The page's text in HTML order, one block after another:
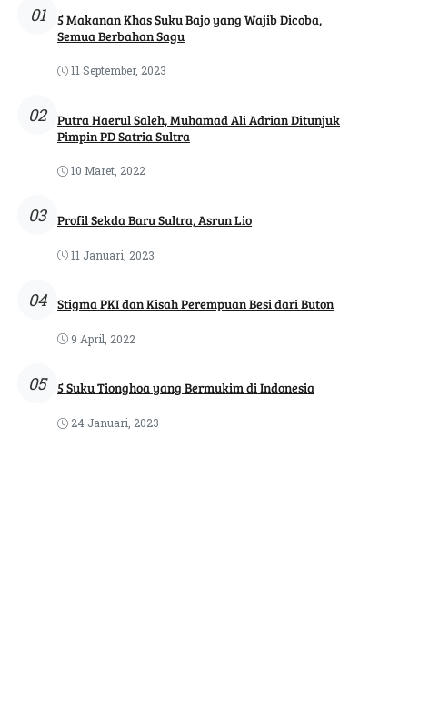
01
5 Makanan Khas Suku Bajo yang Wajib Dicoba,
Semua Berbahan Sagu
11 September, 2023
02
Putra Haerul Saleh, Muhamad Ali Adrian Ditunjuk
Pimpin PD Satria Sultra
10 Maret, 2022
03 Profil Sekda Baru Sultra, Asrun Lio
11 Januari, 2023
04 Stigma PKI dan Kisah Perempuan Besi dari Buton
9 April, 2022
05 5 Suku Tionghoa yang Bermukim di Indonesia
24 Januari, 2023